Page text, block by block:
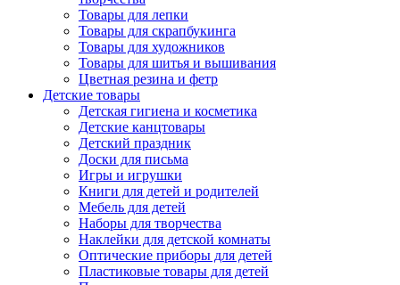
Товары для лепки
Товары для скрапбукинга
Товары для художников
Товары для шитья и вышивания
Цветная резина и фетр
Детские товары
Детская гигиена и косметика
Детские канцтовары
Детский праздник
Доски для письма
Игры и игрушки
Книги для детей и родителей
Мебель для детей
Наборы для творчества
Наклейки для детской комнаты
Оптические приборы для детей
Пластиковые товары для детей